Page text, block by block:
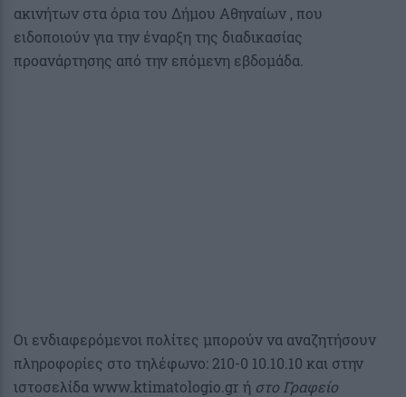
ακινήτων στα όρια του Δήμου Αθηναίων , που
ειδοποιούν για την έναρξη της διαδικασίας
προανάρτησης από την επόμενη εβδομάδα.
Οι ενδιαφερόμενοι πολίτες μπορούν να αναζητήσουν
πληροφορίες στο τηλέφωνο: 210-0 10.10.10 και στην
ιστοσελίδα www.ktimatologio.gr ή στο Γραφείο